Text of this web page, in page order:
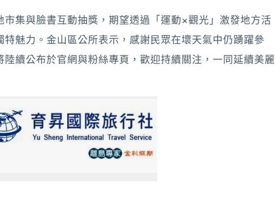
集與臉書互動抽獎，期望透過「運動×觀光」激發地方活
魅力。金山區公所表示，感謝民眾在壞天氣中仍踴躍參
續公布於官網與粉絲專頁，歡迎持續關注，一同延續美麗